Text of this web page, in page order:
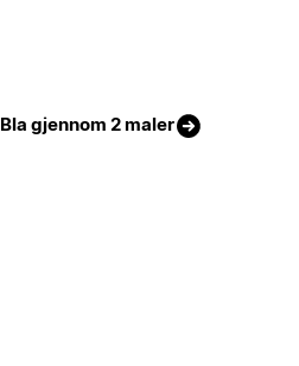
Bla gjennom 2 maler